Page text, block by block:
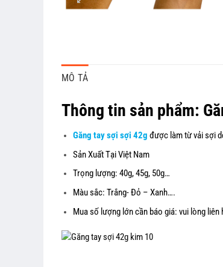
MÔ TẢ
Thông tin sản phẩm:
Găng tay sợi sợi 42g được làm từ vải sợi
Sản Xuất Tại Việt Nam
Trọng lượng: 40g, 45g, 50g…
Màu sắc: Trắng- Đỏ – Xanh….
Mua số lượng lớn cần báo giá: vui lòng